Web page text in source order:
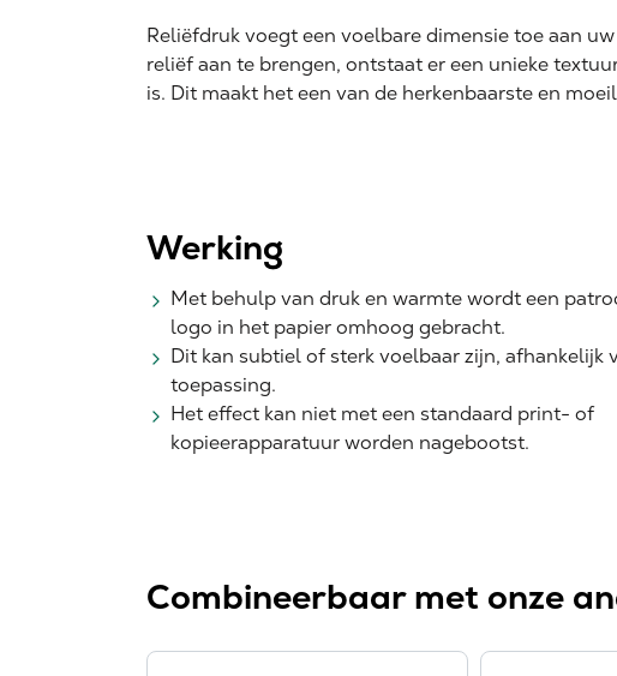
Reliëfdruk voegt een voelbare dimensie toe aan
reliëf aan te brengen, ontstaat er een unieke
is. Dit maakt het een van de herkenbaarste en
Werking
Met behulp van druk en warmte wordt een
logo in het papier omhoog gebracht.
Dit kan subtiel of sterk voelbaar zijn, afhankelijk
toepassing.
Het effect kan niet met een standaard print- of
kopieerapparatuur worden nagebootst.
Combineerbaar met onze